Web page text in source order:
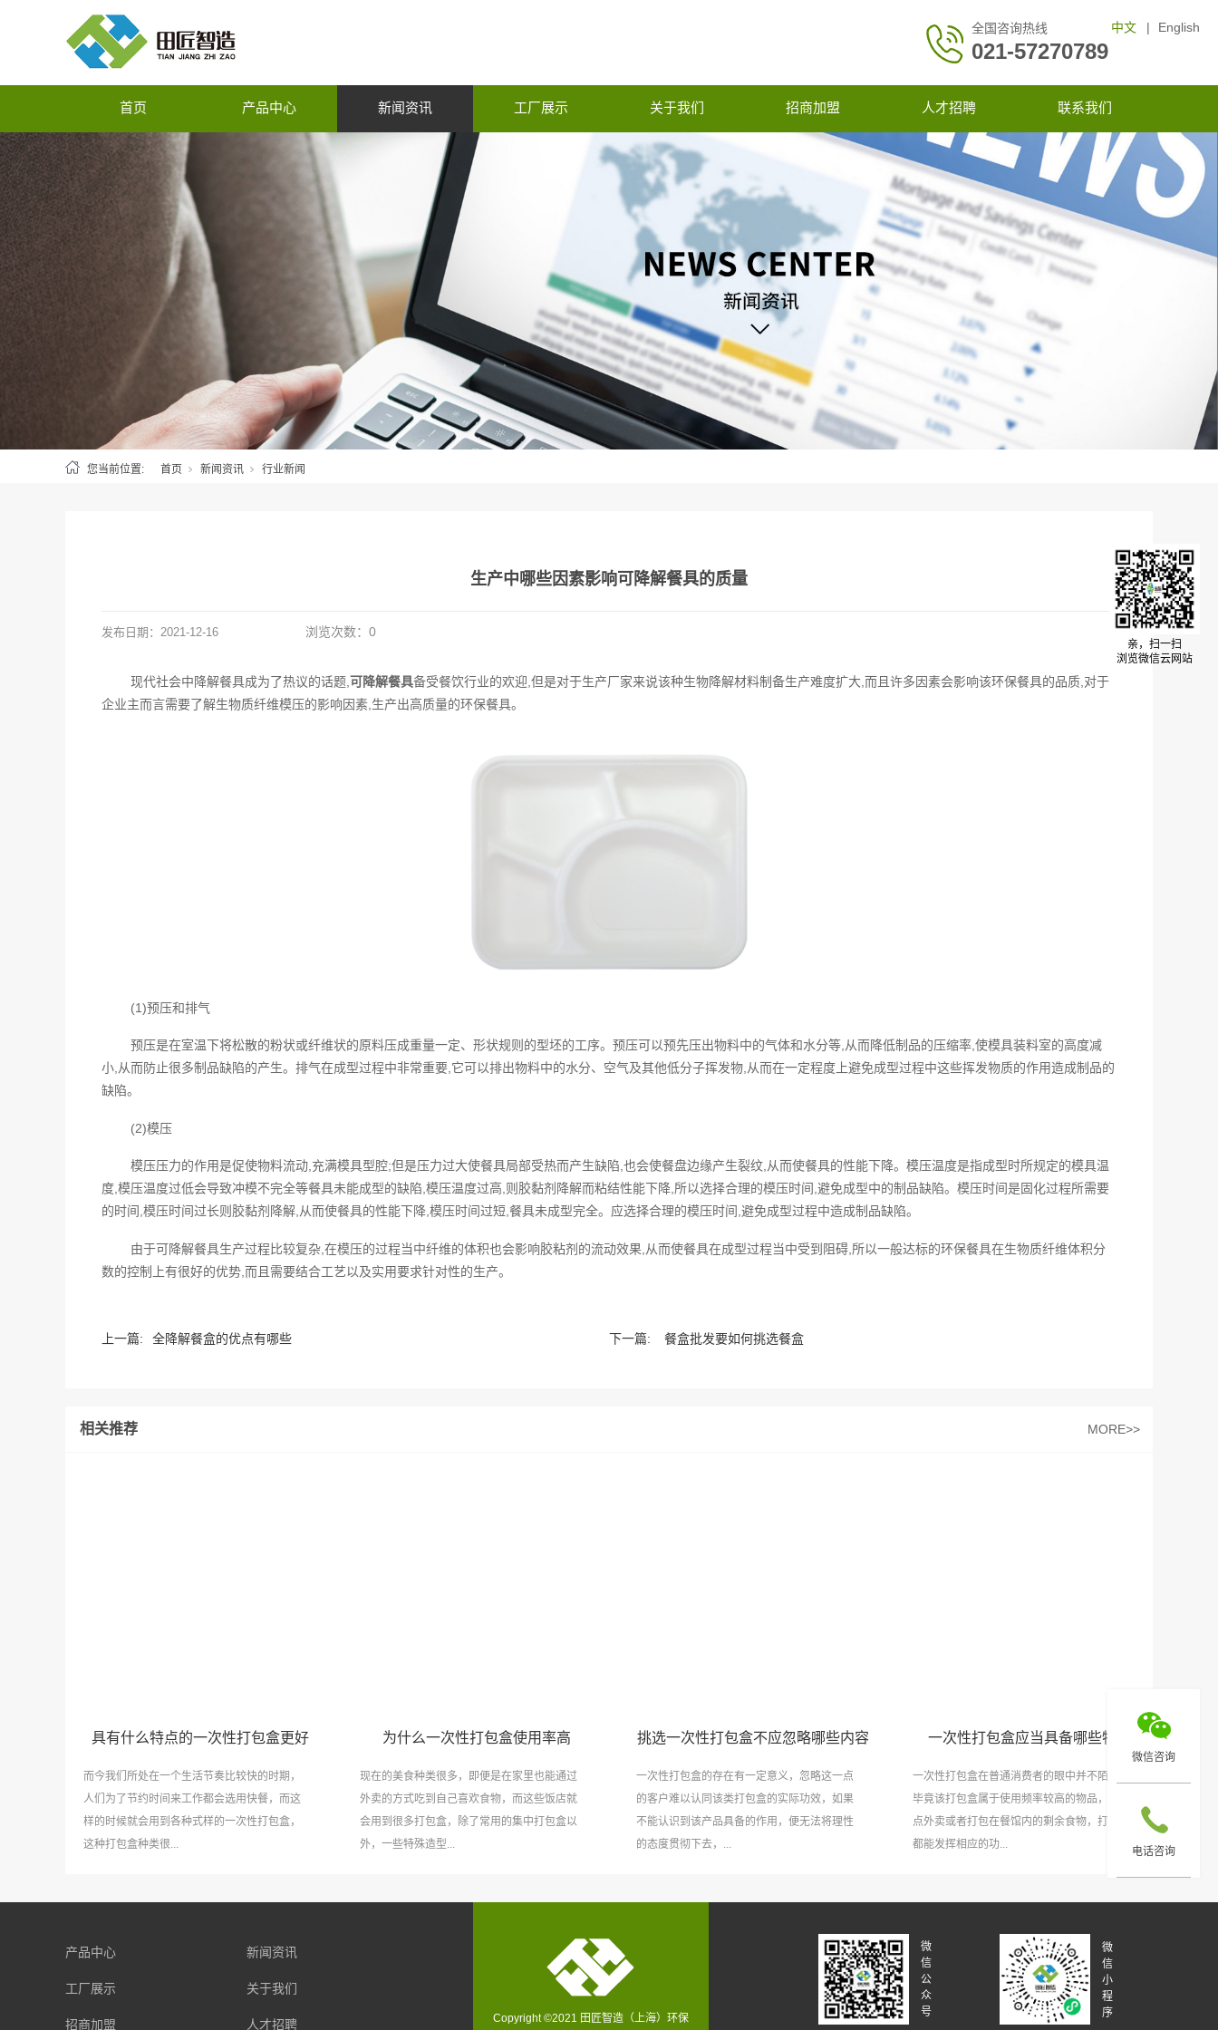
全国咨询热线
021-57270789
中文 | English
首页 产品中心 新闻资讯 工厂展示 关于我们 招商加盟 人才招聘 联系我们
您当前位置: 首页 新闻资讯 行业新闻
生产中哪些因素影响可降解餐具的质量
发布日期： 2021-12-16 浏览次数： 0
现代社会中降解餐具成为了热议的话题, 可降解餐具备受餐饮行业的欢迎,但是对于生产厂家来说该种生物降解材料制备生产难度扩大,而且许多因素会影响该环保餐具的品质,对于
企业主而言需要了解生物质纤维模压的影响因素,生产出高质量的环保餐具。
(1)预压和排气
预压是在室温下将松散的粉状或纤维状的原料压成重量一定、形状规则的型坯的工序。预压可以预先压出物料中的气体和水分等,从而降低制品的压缩率,使模具装料室的高度减
小,从而防止很多制品缺陷的产生。排气在成型过程中非常重要,它可以排出物料中的水分、空气及其他低分子挥发物,从而在一定程度上避免成型过程中这些挥发物质的作用造成制品的
缺陷。
(2)模压
模压压力的作用是促使物料流动,充满模具型腔;但是压力过大使餐具局部受热而产生缺陷,也会使餐盘边缘产生裂纹,从而使餐具的性能下降。模压温度是指成型时所规定的模具温
度,模压温度过低会导致冲模不完全等餐具未能成型的缺陷,模压温度过高,则胶黏剂降解而粘结性能下降,所以选择合理的模压时间,避免成型中的制品缺陷。模压时间是固化过程所需要
的时间,模压时间过长则胶黏剂降解,从而使餐具的性能下降,模压时间过短,餐具未成型完全。应选择合理的模压时间,避免成型过程中造成制品缺陷。
由于可降解餐具生产过程比较复杂,在模压的过程当中纤维的体积也会影响胶粘剂的流动效果,从而使餐具在成型过程当中受到阻碍,所以一般达标的环保餐具在生物质纤维体积分
数的控制上有很好的优势,而且需要结合工艺以及实用要求针对性的生产。
上一篇: 全降解餐盒的优点有哪些 下一篇: 餐盒批发要如何挑选餐盒
相关推荐 MORE>>
具有什么特点的一次性打包盒更好
而今我们所处在一个生活节奏比较快的时期，
人们为了节约时间来工作都会选用快餐，而这
样的时候就会用到各种式样的一次性打包盒，
这种打包盒种类很...
为什么一次性打包盒使用率高
现在的美食种类很多，即便是在家里也能通过
外卖的方式吃到自己喜欢食物，而这些饭店就
会用到很多打包盒，除了常用的集中打包盒以
外，一些特殊造型...
挑选一次性打包盒不应忽略哪些内容
一次性打包盒的存在有一定意义，忽略这一点
的客户难以认同该类打包盒的实际功效，如果
不能认识到该产品具备的作用，便无法将理性
的态度贯彻下去，...
一次性打包盒应当具备哪些特点
一次性打包盒在普通消费者的眼中并不陌生，
毕竟该打包盒属于使用频率较高的物品，无论
点外卖或者打包在餐馆内的剩余食物，打包盒
都能发挥相应的功...
产品中心 新闻资讯
工厂展示 关于我们
招商加盟 人才招聘 Copyright ©2021 田匠智造（上海）环保
微
信
公
众
号
微
信
小
程
序
微信咨询
电话咨询
亲，扫一扫
浏览微信云网站